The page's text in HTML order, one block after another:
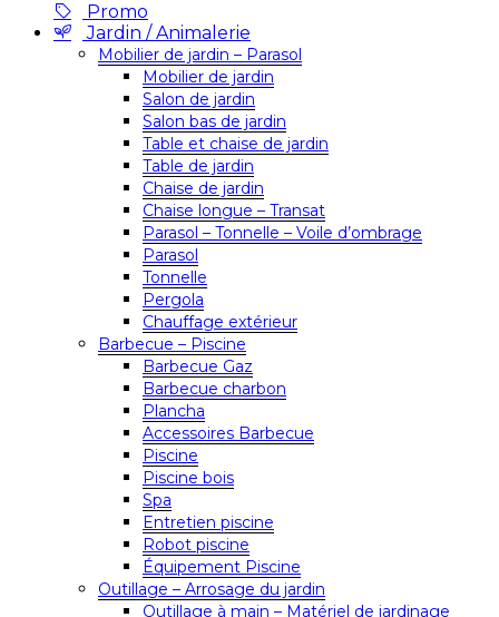
Promo
Jardin / Animalerie
Mobilier de jardin – Parasol
Mobilier de jardin
Salon de jardin
Salon bas de jardin
Table et chaise de jardin
Table de jardin
Chaise de jardin
Chaise longue – Transat
Parasol – Tonnelle – Voile d’ombrage
Parasol
Tonnelle
Pergola
Chauffage extérieur
Barbecue – Piscine
Barbecue Gaz
Barbecue charbon
Plancha
Accessoires Barbecue
Piscine
Piscine bois
Spa
Entretien piscine
Robot piscine
Équipement Piscine
Outillage – Arrosage du jardin
Outillage à main – Matériel de jardinage